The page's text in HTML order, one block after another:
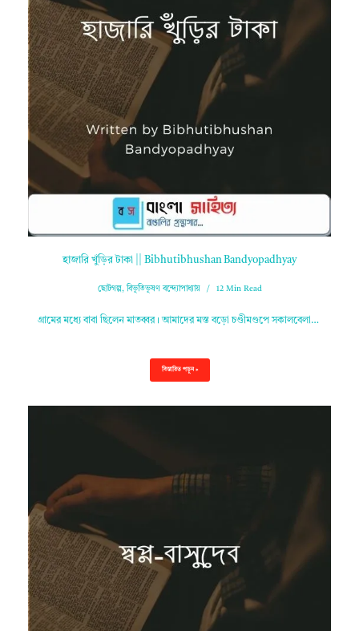
হাজারি খুঁড়ির টাকা || Bibhutibhushan Bandyopadhyay
ছোটগল্প,বিভূতিভূষণ বন্দ্যোপাধ্যায় 12 Min Read
গ্রামের মধ্যে বাবা ছিলেন মাতব্বর। আমাদের মস্ত বড়ো চণ্ডীমণ্ডপে সকালবেলা…
বিস্তারিত পড়ুন »